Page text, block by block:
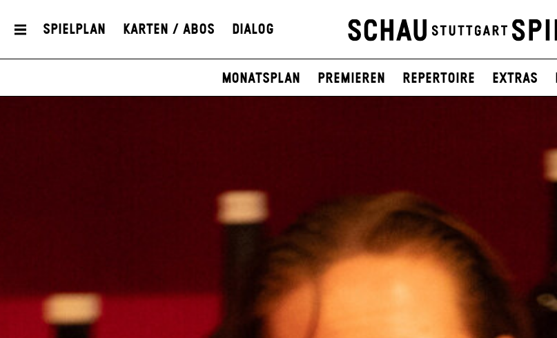
Spielplan Karten / Abos Dialog
Monatsplan Premieren Repertoire Extras